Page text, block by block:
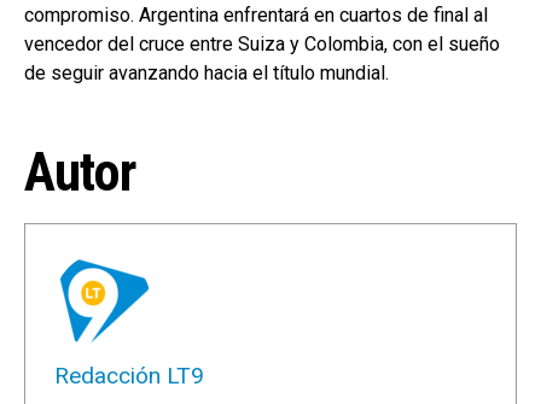
compromiso. Argentina enfrentará en cuartos de final al
vencedor del cruce entre Suiza y Colombia, con el sueño
de seguir avanzando hacia el título mundial.
Autor
Redacción LT9